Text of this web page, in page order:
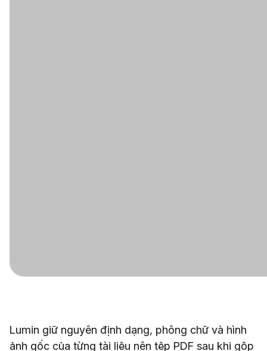
Lumin giữ nguyên định dạng, phông chữ và hình
ảnh gốc của từng tài liệu nên tệp PDF sau khi gộp